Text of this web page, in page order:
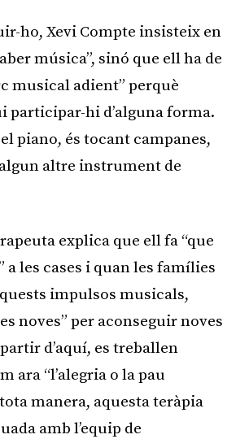
ho, Xevi Compte insisteix en
música”, sinó que ell ha de
musical adient” perquè
participar-hi d’alguna forma.
piano, és tocant campanes,
altre instrument de
explica que ell fa “que
a les cases i quan les famílies
impulsos musicals,
noves” per aconseguir noves
d’aquí, es treballen
ara “l’alegria o la pau
manera, aquesta teràpia
amb l’equip de